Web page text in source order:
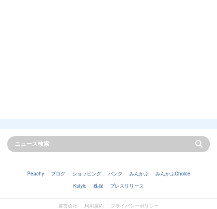
Peachy ブログ ショッピング バンク みんかぶ
みんかぶChoice
Kstyle
株探 プレスリリース
運営会社 利用規約 プライバシーポリシー